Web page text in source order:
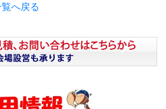
へ戻る